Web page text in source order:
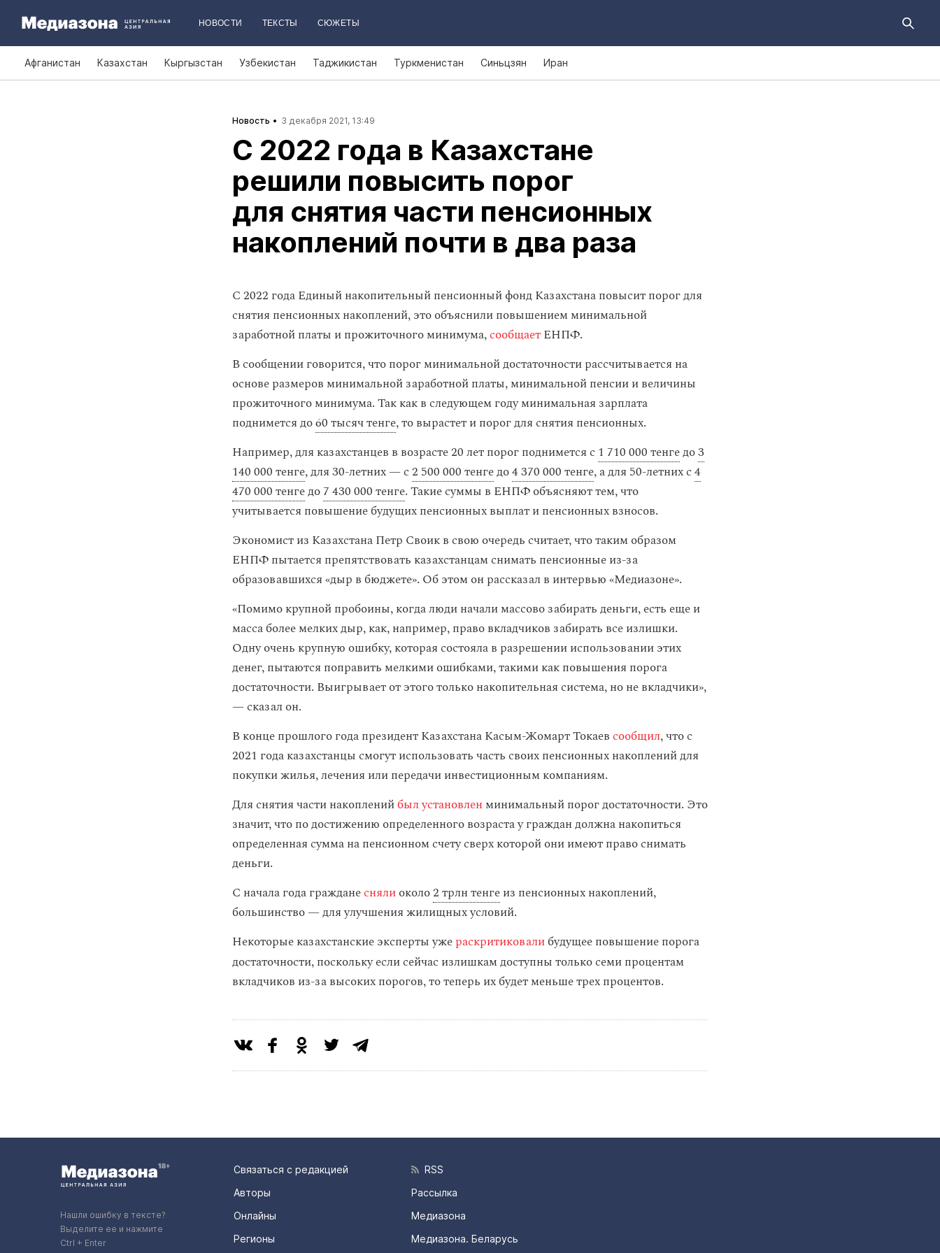
НОВОСТИ ТЕКСТЫ СЮЖЕТЫ
Афганистан Казахстан Кыргызстан Узбекистан Таджикистан Туркменистан Синьцзян Иран
Новость 3 декабря 2021, 13:49
С 2022 года в Казахстане
решили повысить порог
для снятия части пенсионных
накоплений почти в два раза
С 2022 года Единый накопительный пенсионный фонд Казахстана повысит порог для
снятия пенсионных накоплений, это объяснили повышением минимальной
заработной платы и прожиточного минимума,сообщаетЕНПФ.
В сообщении говорится, что порог минимальной достаточности рассчитывается на
основе размеров минимальной заработной платы, минимальной пенсии и величины
прожиточного минимума. Так как в следующем году минимальная зарплата
поднимется до60 тысяч тенге, то вырастет и порог для снятия пенсионных.
Например, для казахстанцев в возрасте 20 лет порог поднимется с1 710 000 тенгедо3
140 000 тенге, для 30-летних — с2 500 000 тенгедо4 370 000 тенге, а для 50-летних с4
470 000 тенгедо7 430 000 тенге. Такие суммы в ЕНПФ объясняют тем, что
учитывается повышение будущих пенсионных выплат и пенсионных взносов.
Экономист из Казахстана Петр Своик в свою очередь считает, что таким образом
ЕНПФ пытается препятствовать казахстанцам снимать пенсионные из-за
образовавшихся «дыр в бюджете». Об этом он рассказал в интервью «Медиазоне».
«Помимо крупной пробоины, когда люди начали массово забирать деньги, есть еще и
масса более мелких дыр, как, например, право вкладчиков забирать все излишки.
Одну очень крупную ошибку, которая состояла в разрешении использовании этих
денег, пытаются поправить мелкими ошибками, такими как повышения порога
достаточности. Выигрывает от этого только накопительная система, но не вкладчики»,
— сказал он.
В конце прошлого года президент Казахстана Касым-Жомарт Токаевсообщил, что с
2021 года казахстанцы смогут использовать часть своих пенсионных накоплений для
покупки жилья, лечения или передачи инвестиционным компаниям.
Для снятия части накопленийбыл установлен минимальный порог достаточности. Это
значит, что по достижению определенного возраста у граждан должна накопиться
определенная сумма на пенсионном счету сверх которой они имеют право снимать
деньги.
С начала года гражданеснялиоколо2 трлн тенгеиз пенсионных накоплений,
большинство — для улучшения жилищных условий.
Некоторые казахстанские эксперты ужераскритиковалибудущее повышение порога
достаточности, поскольку если сейчасизлишкам доступны только семи процентам
вкладчиков из-за высоких порогов, то теперь их будет меньше трех процентов.
Нашли ошибку в тексте?
Выделите ее и нажмите
Ctrl + Enter
Связаться с редакцией
Авторы
Онлайны
Регионы
RSS
Рассылка
Медиазона
Медиазона. Беларусь